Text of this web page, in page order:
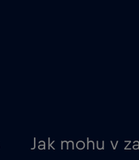
Jak mohu v